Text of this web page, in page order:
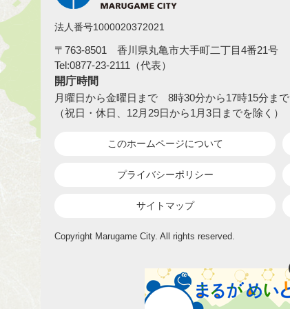
法人番号1000020372021
〒763-8501 香川県丸亀市大手町二丁目4番21号
Tel:0877-23-2111（代表）
開庁時間
月曜日から金曜日まで 8時30分から17時15分まで
（祝日・休日、12月29日から1月3日までを除く）
このホームページについて
プライバシーポリシー
サイトマップ
Copyright Marugame City. All rights reserved.